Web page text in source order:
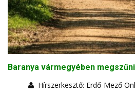
Baranya vármegyében
Hírszerkesztő: Erdő-Mező